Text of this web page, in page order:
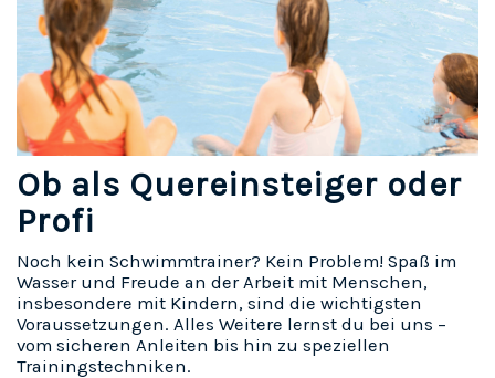
Ob als Quereinsteiger oder
Profi
Noch kein Schwimmtrainer? Kein Problem! Spaß im
Wasser und Freude an der Arbeit mit Menschen,
insbesondere mit Kindern, sind die wichtigsten
Voraussetzungen. Alles Weitere lernst du bei uns –
vom sicheren Anleiten bis hin zu speziellen
Trainingstechniken.